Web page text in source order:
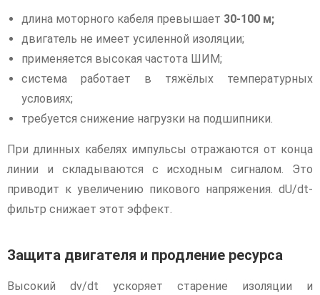
длина моторного кабеля превышает 30-100 м;
двигатель не имеет усиленной изоляции;
применяется высокая частота ШИМ;
система работает в тяжёлых температурных
условиях;
требуется снижение нагрузки на подшипники.
При длинных кабелях импульсы отражаются от конца
линии и складываются с исходным сигналом. Это
приводит к увеличению пикового напряжения. dU/dt-
фильтр снижает этот эффект.
Защита двигателя и продление ресурса
Высокий dv/dt ускоряет старение изоляции и